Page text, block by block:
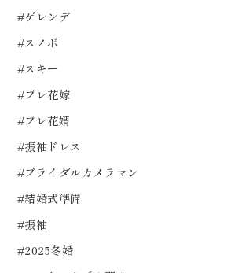
#ゲレンデ
#スノボ
#スキー
#プレ花嫁
#プレ花婿
#振袖ドレス
#ブライダルカメラマン
#結婚式準備
#振袖
#2025冬婚